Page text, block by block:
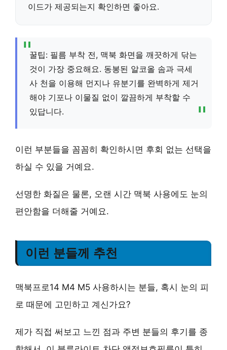
이드가 제공되는지 확인하면 좋아요.
꿀팁: 필름 부착 전, 맥북 화면을 깨끗하게 닦는
것이 가장 중요해요. 동봉된 알코올 솜과 극세
사 천을 이용해 먼지나 유분기를 완벽하게 제거
해야 기포나 이물질 없이 깔끔하게 부착할 수
있답니다.
이런 부분들을 꼼꼼히 확인하시면 후회 없는 선택을
하실 수 있을 거예요.
선명한 화질은 물론, 오랜 시간 맥북 사용에도 눈의
편안함을 더해줄 거예요.
이런 분들께 추천
맥북프로14 M4 M5 사용하시는 분들, 혹시 눈의 피
로 때문에 고민하고 계신가요?
제가 직접 써보고 느낀 점과 주변 분들의 후기를 종